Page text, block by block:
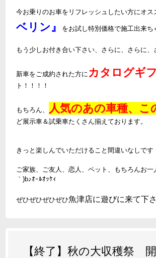
今お乗りのお車をリフレッシュしたい方にオス
ベリン』
をお試し特別価格で施工出来ち
もう少しお付き合い下さい、さらに、さらに、
新車をご成約された方に カタログギ
ト！！！！
もちろん、 人気のあの車種、こ
ど展示車＆試乗車たくさん揃えております。
きっと楽しんでいただけること間違いなしです
ご家族、ご友人、恋人、ペット、もちろんお一
｀)b♪ｵｰﾙｵｯｹｨ
ぜひぜひぜひぜひ魚津店に遊びに来て下
【終了】秋の大収穫祭